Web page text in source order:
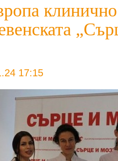
17:15